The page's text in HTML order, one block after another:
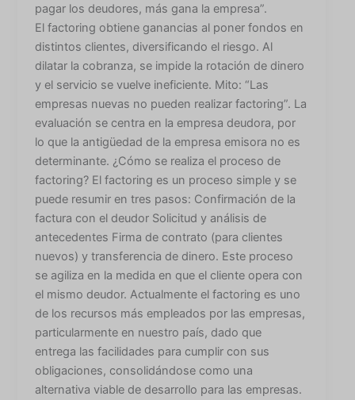
pagar los deudores, más gana la empresa”.
El factoring obtiene ganancias al poner fondos en
distintos clientes, diversificando el riesgo. Al
dilatar la cobranza, se impide la rotación de dinero
y el servicio se vuelve ineficiente. Mito: “Las
empresas nuevas no pueden realizar factoring”. La
evaluación se centra en la empresa deudora, por
lo que la antigüedad de la empresa emisora no es
determinante. ¿Cómo se realiza el proceso de
factoring? El factoring es un proceso simple y se
puede resumir en tres pasos: Confirmación de la
factura con el deudor Solicitud y análisis de
antecedentes Firma de contrato (para clientes
nuevos) y transferencia de dinero. Este proceso
se agiliza en la medida en que el cliente opera con
el mismo deudor. Actualmente el factoring es uno
de los recursos más empleados por las empresas,
particularmente en nuestro país, dado que
entrega las facilidades para cumplir con sus
obligaciones, consolidándose como una
alternativa viable de desarrollo para las empresas.